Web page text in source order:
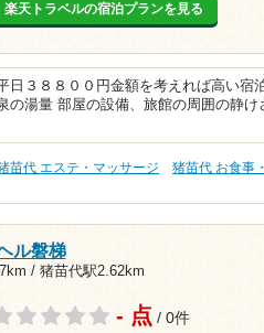
楽天トラベルの宿泊プランを見る
日３８８００円金額を考えれば高い宿
の湯量 部屋の設備、旅館の周囲の静
苗代 エステ・マッサージ 猪苗代 お食事
ル磐梯
/ 猪苗代駅2.62km
- 点 / 0件